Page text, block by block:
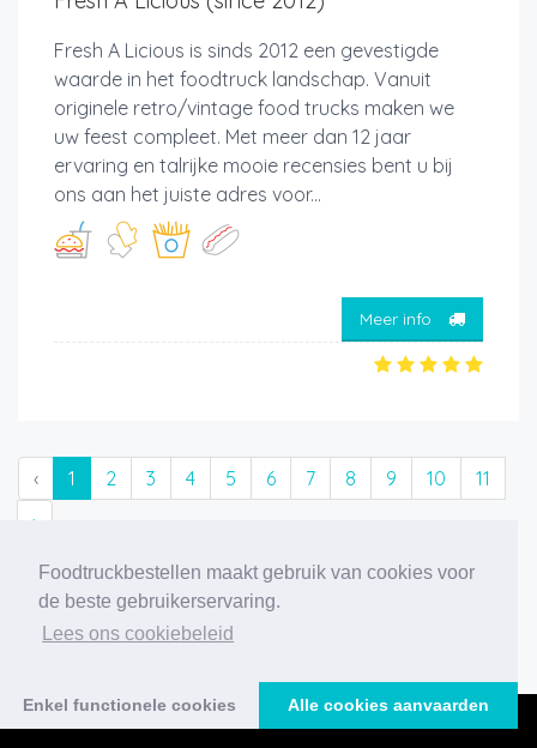
Foodtruckbestellen maakt gebruik van cookies voor
de beste gebruikerservaring.
Lees ons cookiebeleid
Enkel functionele cookies Alle cookies aanvaarden
Fresh A Licious is sinds 2012 een gevestigde
waarde in het foodtruck landschap. Vanuit
originele retro/vintage food trucks maken we
uw feest compleet. Met meer dan 12 jaar
ervaring en talrijke mooie recensies bent u bij
ons aan het juiste adres voor...
Meer info
‹ 1 2 3 4 5 6 7 8 9 10
11
›
216 foodtrucks gevonden